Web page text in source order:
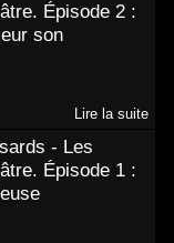
Épisode 2 :
son
Lire la suite
- Les
Épisode 1 :